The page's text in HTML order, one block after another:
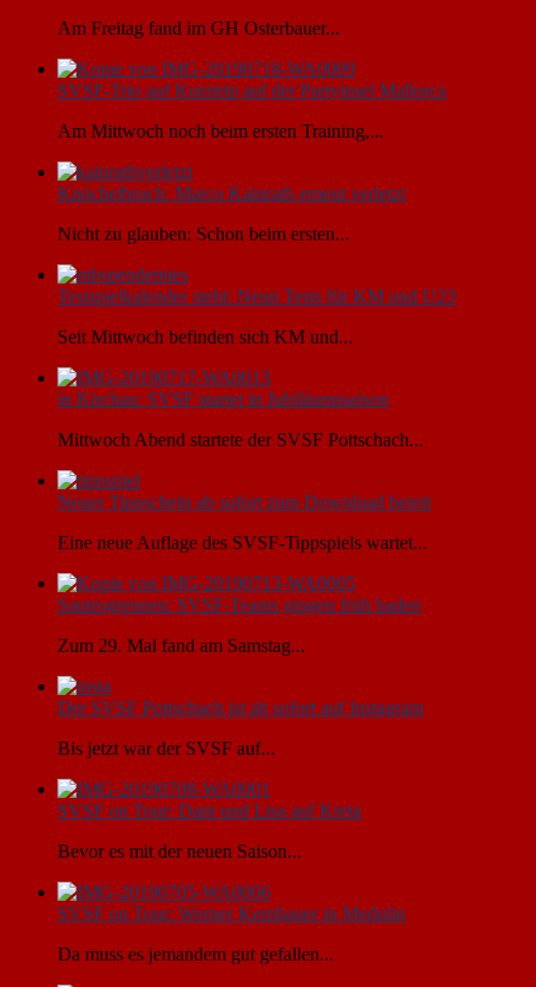
Am Freitag fand im GH Osterbauer...
SVSF-Trio auf Kurztrip auf der Partyinsel Mallorca
Am Mittwoch noch beim ersten Training,...
Knöchelbruch: Marco Kainrath erneut verletzt
Nicht zu glauben: Schon beim ersten...
Testspielkalender steht: Neun Tests für KM und U23
Seit Mittwoch befinden sich KM und...
in Kirchau: SVSF startet in Jubiläumssaison
Mittwoch Abend startete der SVSF Pottschach...
Neuer Tippschein ab sofort zum Download bereit
Eine neue Auflage des SVSF-Tippspiels wartet...
Sautrogrennen: SVSF-Teams gingen früh baden
Zum 29. Mal fand am Samstag...
Der SVSF Pottschach ist ab sofort auf Instagram
Bis jetzt war der SVSF auf...
SVSF on Tour: Dani und Lisa auf Kreta
Bevor es mit der neuen Saison...
SVSF on Tour: Werner Kernbauer in Medulin
Da muss es jemandem gut gefallen...